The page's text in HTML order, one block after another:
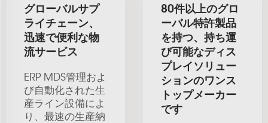
グローバルサプ
ライチェーン、
迅速で便利な物
流サービス
ERP MDS管理およ
び自動化された生
産ライン設備によ
り、最速の生産納
80件以上のグロ
ーバル特許製品
を持つ、持ち運
び可能なディス
プレイソリュー
ションのワンス
トップメーカー
です